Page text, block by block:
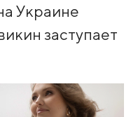
Украине
заступает